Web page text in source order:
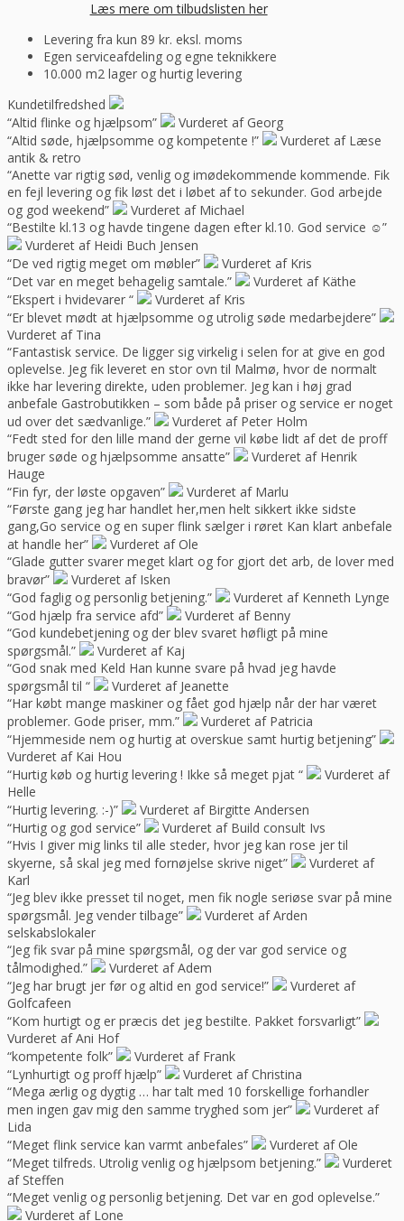
Læs mere om tilbudslisten her
Levering fra kun 89 kr. eksl. moms
Egen serviceafdeling og egne teknikkere
10.000 m2 lager og hurtig levering
Kundetilfredshed
“Altid flinke og hjælpsom”
Vurderet af Georg
“Altid søde, hjælpsomme og kompetente !”
Vurderet af Læse
antik & retro
“Anette var rigtig sød, venlig og imødekommende kommende. Fik
en fejl levering og fik løst det i løbet af to sekunder. God arbejde
og god weekend”
Vurderet af Michael
“Bestilte kl.13 og havde tingene dagen efter kl.10. God service ☺”
Vurderet af Heidi Buch Jensen
“De ved rigtig meget om møbler”
Vurderet af Kris
“Det var en meget behagelig samtale.”
Vurderet af Käthe
“Ekspert i hvidevarer “
Vurderet af Kris
“Er blevet mødt at hjælpsomme og utrolig søde medarbejdere”
Vurderet af Tina
“Fantastisk service. De ligger sig virkelig i selen for at give en god
oplevelse. Jeg fik leveret en stor ovn til Malmø, hvor de normalt
ikke har levering direkte, uden problemer. Jeg kan i høj grad
anbefale Gastrobutikken – som både på priser og service er noget
ud over det sædvanlige.”
Vurderet af Peter Holm
“Fedt sted for den lille mand der gerne vil købe lidt af det de proff
bruger søde og hjælpsomme ansatte”
Vurderet af Henrik
Hauge
“Fin fyr, der løste opgaven”
Vurderet af Marlu
“Første gang jeg har handlet her,men helt sikkert ikke sidste
gang,Go service og en super flink sælger i røret Kan klart anbefale
at handle her”
Vurderet af Ole
“Glade gutter svarer meget klart og for gjort det arb, de lover med
bravør”
Vurderet af Isken
“God faglig og personlig betjening.”
Vurderet af Kenneth Lynge
“God hjælp fra service afd”
Vurderet af Benny
“God kundebetjening og der blev svaret høfligt på mine
spørgsmål.”
Vurderet af Kaj
“God snak med Keld Han kunne svare på hvad jeg havde
spørgsmål til “
Vurderet af Jeanette
“Har købt mange maskiner og fået god hjælp når der har været
problemer. Gode priser, mm.”
Vurderet af Patricia
“Hjemmeside nem og hurtig at overskue samt hurtig betjening”
Vurderet af Kai Hou
“Hurtig køb og hurtig levering ! Ikke så meget pjat “
Vurderet af
Helle
“Hurtig levering. :-)”
Vurderet af Birgitte Andersen
“Hurtig og god service”
Vurderet af Build consult Ivs
“Hvis I giver mig links til alle steder, hvor jeg kan rose jer til
skyerne, så skal jeg med fornøjelse skrive niget”
Vurderet af
Karl
“Jeg blev ikke presset til noget, men fik nogle seriøse svar på mine
spørgsmål. Jeg vender tilbage”
Vurderet af Arden
selskabslokaler
“Jeg fik svar på mine spørgsmål, og der var god service og
tålmodighed.”
Vurderet af Adem
“Jeg har brugt jer før og altid en god service!”
Vurderet af
Golfcafeen
“Kom hurtigt og er præcis det jeg bestilte. Pakket forsvarligt”
Vurderet af Ani Hof
“kompetente folk”
Vurderet af Frank
“Lynhurtigt og proff hjælp”
Vurderet af Christina
“Mega ærlig og dygtig … har talt med 10 forskellige forhandler
men ingen gav mig den samme tryghed som jer”
Vurderet af
Lida
“Meget flink service kan varmt anbefales”
Vurderet af Ole
“Meget tilfreds. Utrolig venlig og hjælpsom betjening.”
Vurderet
af Steffen
“Meget venlig og personlig betjening. Det var en god oplevelse.”
Vurderet af Lone